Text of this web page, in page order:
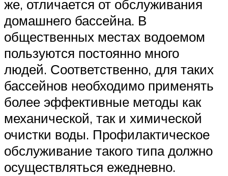
же, отличается от обслуживания
домашнего бассейна. В
общественных местах водоемом
пользуются постоянно много
людей. Соответственно, для таких
бассейнов необходимо применять
более эффективные методы как
механической, так и химической
очистки воды. Профилактическое
обслуживание такого типа должно
осуществляться ежедневно.